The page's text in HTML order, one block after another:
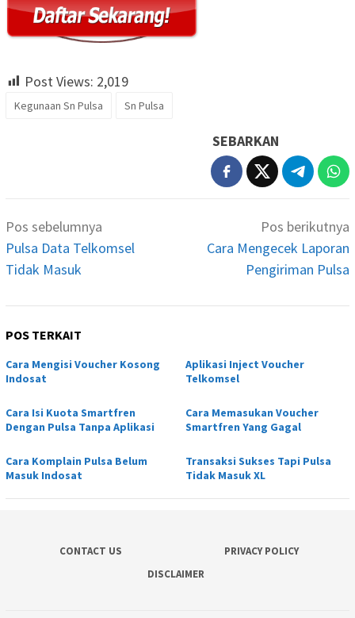
Post Views: 2,019
Kegunaan Sn Pulsa Sn Pulsa
SEBARKAN
Navigasi
pos
Pos sebelumnya
Pulsa Data Telkomsel
Tidak Masuk
Pos berikutnya
Cara Mengecek Laporan
Pengiriman Pulsa
POS TERKAIT
Cara Mengisi Voucher Kosong
Indosat
Aplikasi Inject Voucher
Telkomsel
Cara Isi Kuota Smartfren
Dengan Pulsa Tanpa Aplikasi
Cara Memasukan Voucher
Smartfren Yang Gagal
Cara Komplain Pulsa Belum
Masuk Indosat
Transaksi Sukses Tapi Pulsa
Tidak Masuk XL
CONTACT US
PRIVACY POLICY
DISCLAIMER